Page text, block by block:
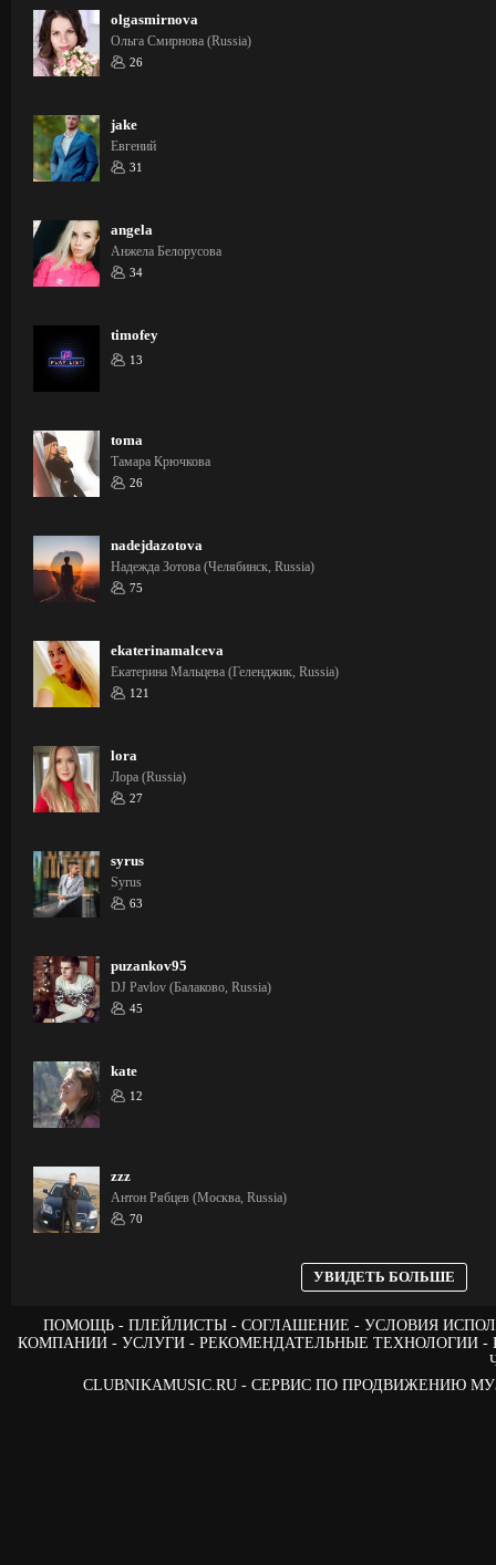
olgasmirnova
Ольга Смирнова (Russia)
26
jake
Евгений
31
angela
Анжела Белорусова
34
timofey
13
toma
Тамара Крючкова
26
nadejdazotova
Надежда Зотова (Челябинск, Russia)
75
ekaterinamalceva
Екатерина Мальцева (Геленджик, Russia)
121
lora
Лора (Russia)
27
syrus
Syrus
63
puzankov95
DJ Pavlov (Балаково, Russia)
45
kate
12
zzz
Антон Рябцев (Москва, Russia)
70
УВИДЕТЬ БОЛЬШЕ
ПОМОЩЬ ПЛЕЙЛИСТЫ СОГЛАШЕНИЕ
УСЛОВИЯ
КОМПАНИИ
УСЛУГИ РЕКОМЕНДАТЕЛЬНЫЕ ТЕХНОЛОГИИ
CLUBNIKAMUSIC.RU - СЕРВИС ПО ПРОДВИЖЕНИЮ